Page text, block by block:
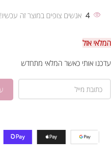
4 אנשים צופים במוצר זה עכשיו!
המלאי אזל
עדכנו אותי כאשר המלאי מתחדש